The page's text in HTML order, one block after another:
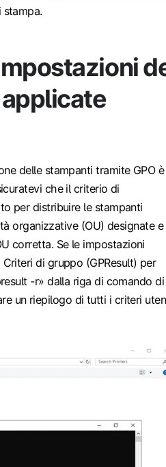
delle stampanti tramite GPO è
che il criterio di
per distribuire le stampanti
organizzative (OU) designate e
corretta. Se le impostazioni
di gruppo (GPResult) per
-r» dalla riga di comando di
un riepilogo di tutti i criteri